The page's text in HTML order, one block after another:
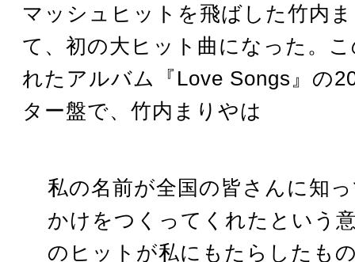
マッシュヒットを飛ばした竹内
て、初の大ヒット曲になった。
れたアルバム『Love Songs』の
ター盤で、竹内まりやは
私の名前が全国の皆さんに知
かけをつくってくれたという
のヒットが私にもたらしたも